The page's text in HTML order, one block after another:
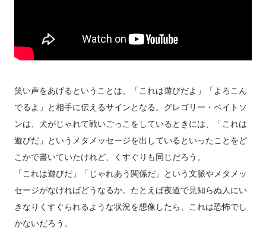
笑い声をあげるということは、「これは遊びだよ」「よろこん
でるよ」と相手に伝えるサインとなる。グレゴリー・ベイトソ
ンは、犬がじゃれて戦いごっこをしているときには、「これは
遊びだ」というメタメッセージを出しているといったことをど
こかで書いていたけれど、くすぐりも同じだろう。
「これは遊びだ」「じゃれあう関係だ」という文脈やメタメッ
セージがなければどうなるか。たとえば夜道で見知らぬ人にい
きなりくすぐられるような状況を想像したら、これは恐怖でし
かないだろう。